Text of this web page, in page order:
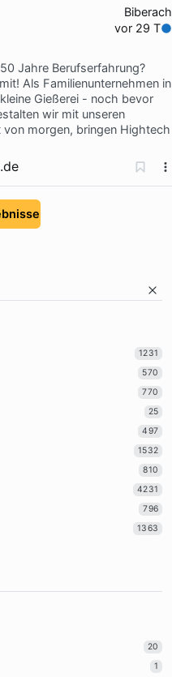
Biberach
vor 29 T
Jahre Berufserfahrung?
Als Familienunternehmen in
Gießerei - noch bevor
wir mit unseren
morgen, bringen Hightech
1231
570
770
25
497
1532
810
4231
796
1363
20
1